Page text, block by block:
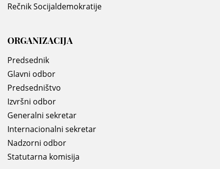
Rečnik Socijaldemokratije
ORGANIZACIJA
Predsednik
Glavni odbor
Predsedništvo
Izvršni odbor
Generalni sekretar
Internacionalni sekretar
Nadzorni odbor
Statutarna komisija